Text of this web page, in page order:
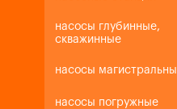
насосы глубинные,
скважинные
насосы
насосы погружные